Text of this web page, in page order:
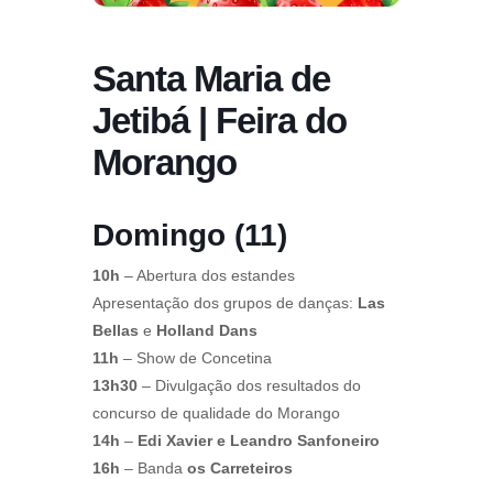
Santa Maria de
Jetibá | Feira do
Morango
Domingo (11)
10h – Abertura dos estandes
Apresentação dos grupos de danças: Las
Bellas e Holland Dans
11h – Show de Concetina
13h30 – Divulgação dos resultados do
concurso de qualidade do Morango
14h – Edi Xavier e Leandro Sanfoneiro
16h – Banda os Carreteiros